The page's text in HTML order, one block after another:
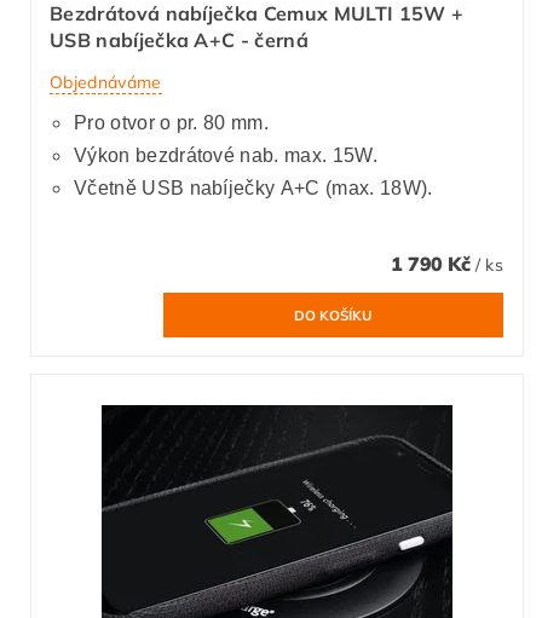
Bezdrátová nabíječka Cemux MULTI 15W +
USB nabíječka A+C - černá
Objednáváme
Pro otvor o pr. 80 mm.
Výkon bezdrátové nab. max. 15W.
Včetně USB nabíječky A+C (max. 18W).
1 790 Kč / ks